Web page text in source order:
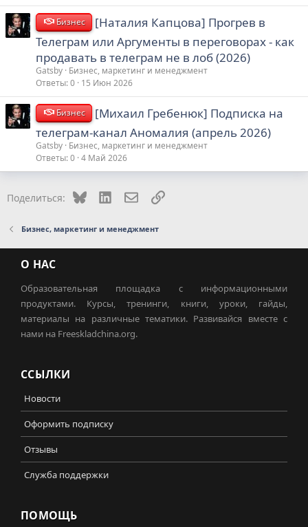
Бизнес
[Наталия Капцова] Прогрев в
Телеграм или Аргументы в переговорах - как
продавать в телеграм не в лоб (2026)
Gatsby Бизнес, маркетинг и менеджмент
Ответы 0 15 Июн 2026
Бизнес
[Михаил Гребенюк] Подписка на
телеграм-канал Аномалия (апрель 2026)
Gatsby Бизнес, маркетинг и менеджмент
Ответы 0 4 Май 2026
Поделиться: Bluesky LinkedInЭлектронная почта
Ссылка
Бизнес, маркетинг и менеджмент
О НАС
Образовательная площадка с информационными
продуктами. Курсы, тренинги, книги, уроки, гайды,
материалы на различные тематики. Развивайся вместе с
нами на Freeskladchina.org.
ССЫЛКИ
Новости
Оформить подписку
Отзывы
Служба поддержки
ПОМОЩЬ